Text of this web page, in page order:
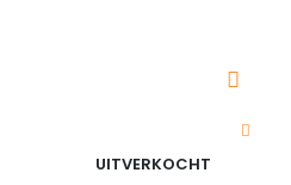
UITVERKOCHT